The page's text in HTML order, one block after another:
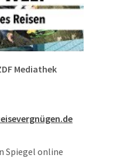
Mediathek
Spiegel online